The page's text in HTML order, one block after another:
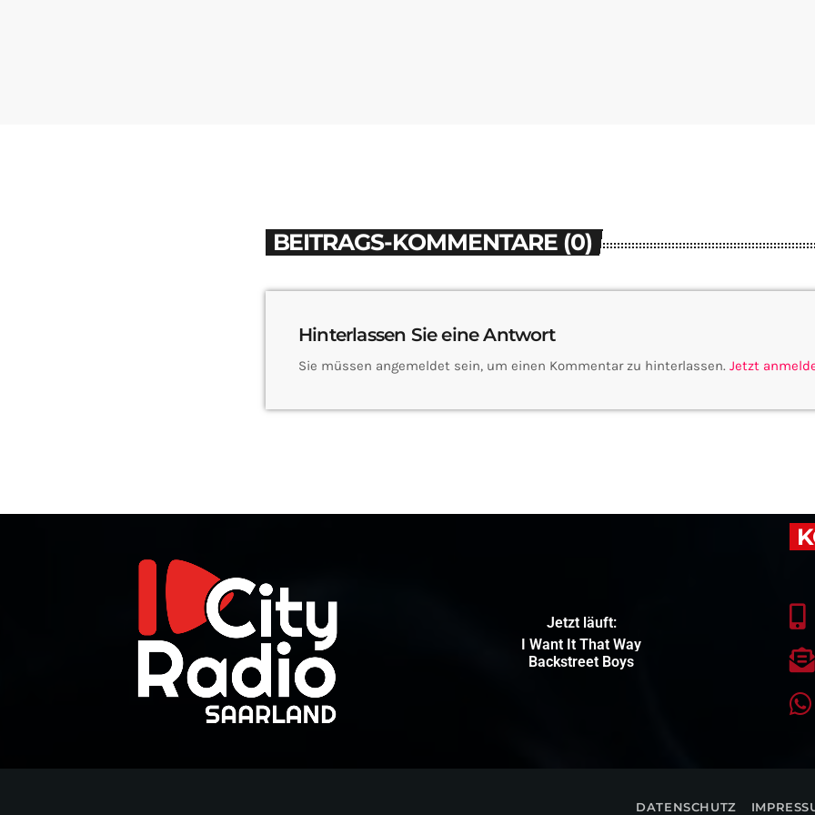
BEITRAGS-KOMMENTARE (0)
Hinterlassen Sie eine Antwort
Sie müssen angemeldet sein, um einen Kommentar zu hinterlassen. Jetzt
Jetzt läuft:
I Want It That Way
Backstreet Boys
DATENSCHUTZ